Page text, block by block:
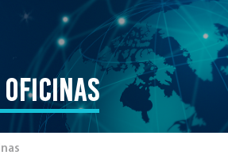
oficinas